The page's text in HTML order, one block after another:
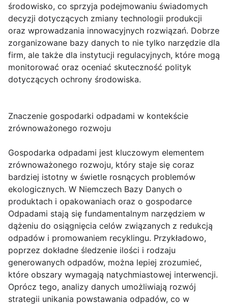
środowisko, co sprzyja podejmowaniu świadomych
decyzji dotyczących zmiany technologii produkcji
oraz wprowadzania innowacyjnych rozwiązań. Dobrze
zorganizowane bazy danych to nie tylko narzędzie dla
firm, ale także dla instytucji regulacyjnych, które mogą
monitorować oraz oceniać skuteczność polityk
dotyczących ochrony środowiska.
Znaczenie gospodarki odpadami w kontekście
zrównoważonego rozwoju
Gospodarka odpadami jest kluczowym elementem
zrównoważonego rozwoju, który staje się coraz
bardziej istotny w świetle rosnących problemów
ekologicznych. W Niemczech Bazy Danych o
produktach i opakowaniach oraz o gospodarce
Odpadami stają się fundamentalnym narzędziem w
dążeniu do osiągnięcia celów związanych z redukcją
odpadów i promowaniem recyklingu. Przykładowo,
poprzez dokładne śledzenie ilości i rodzaju
generowanych odpadów, można lepiej zrozumieć,
które obszary wymagają natychmiastowej interwencji.
Oprócz tego, analizy danych umożliwiają rozwój
strategii unikania powstawania odpadów, co w